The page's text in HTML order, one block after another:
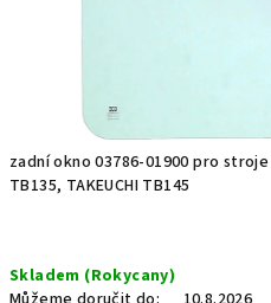
zadní okno 03786-01900 pro stroje
TB135, TAKEUCHI TB145
cena:
Skladem (Rokycany)